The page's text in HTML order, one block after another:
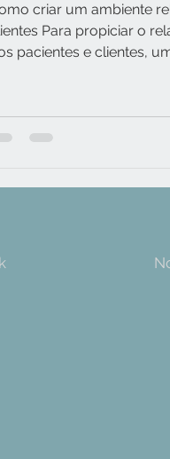
criar um ambiente
Para propiciar o
pacientes e clientes,